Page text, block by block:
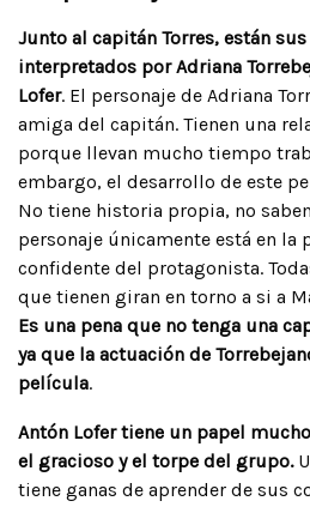
Junto al capitán Torres, están
interpretados por Adriana
Lofer. El personaje de Adriana
amiga del capitán. Tienen una
porque llevan mucho tiempo
embargo, el desarrollo de este
No tiene historia propia, no
personaje únicamente está en la
confidente del protagonista.
que tienen giran en torno a si a
Es una pena que no tenga una
ya que la actuación de
película.
Antón Lofer tiene un papel
el gracioso y el torpe del grupo.
tiene ganas de aprender de sus